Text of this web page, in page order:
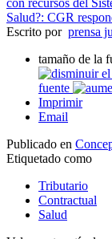
Escrito por prensa
tamaño de la
fuente
Imprimir
Email
Publicado en
Etiquetado como
Tributario
Contractual
Salud